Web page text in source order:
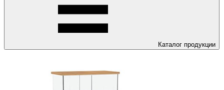
Каталог продукции